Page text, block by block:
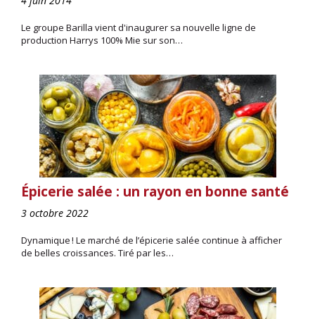
Le groupe Barilla vient d'inaugurer sa nouvelle ligne de
production Harrys 100% Mie sur son…
Épicerie salée : un rayon en bonne santé
3 octobre 2022
Dynamique ! Le marché de l’épicerie salée continue à afficher
de belles croissances. Tiré par les…